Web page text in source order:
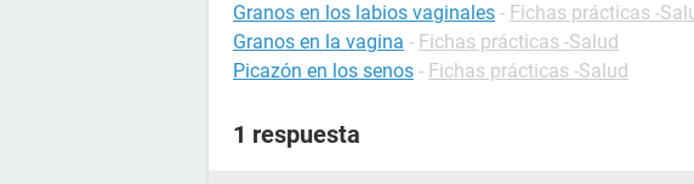
Granos en los labios vaginales - Fichas prácticas -
Granos en la vagina - Fichas prácticas -Salud
Picazón en los senos - Fichas prácticas -Salud
1 respuesta